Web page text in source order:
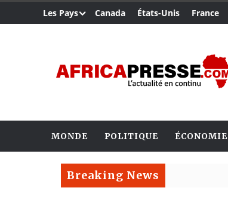
Les Pays Canada États-Unis France
MONDE POLITIQUE ÉCONOMIE
Breaking News